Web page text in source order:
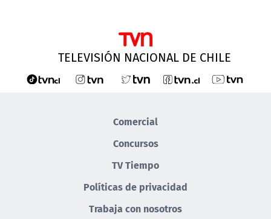
TELEVISIÓN NACIONAL DE CHILE
Comercial
Concursos
TV Tiempo
Políticas de privacidad
Trabaja con nosotros